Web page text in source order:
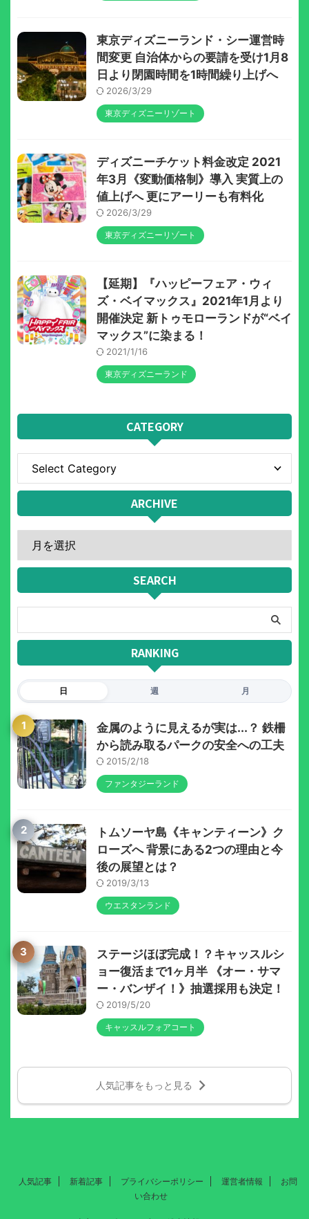
東京ディズニーランド・シー運営時
間変更 自治体からの要請を受け1月8
日より閉園時間を1時間繰り上げへ
2026/3/29
東京ディズニーリゾート
ディズニーチケット料金改定 2021
年3月《変動価格制》導入 実質上の
値上げへ 更にアーリーも有料化
2026/3/29
東京ディズニーリゾート
【延期】『ハッピーフェア・ウィ
ズ・ベイマックス』2021年1月より
開催決定 新トゥモローランドが“ベイ
マックス”に染まる！
2021/1/16
東京ディズニーランド
CATEGORY
ARCHIVE
SEARCH
RANKING
日 週 月
1
金属のように見えるが実は...？ 鉄柵
から読み取るパークの安全への工夫
2015/2/18
ファンタジーランド
2
トムソーヤ島《キャンティーン》ク
ローズへ 背景にある2つの理由と今
後の展望とは？
2019/3/13
ウエスタンランド
3
ステージほぼ完成！？キャッスルシ
ョー復活まで1ヶ月半 《オー・サマ
ー・バンザイ！》抽選採用も決定！
2019/5/20
キャッスルフォアコート
人気記事をもっと見る
人気記事 新着記事 プライバシーポリシー 運営者情報
お問
い合わせ